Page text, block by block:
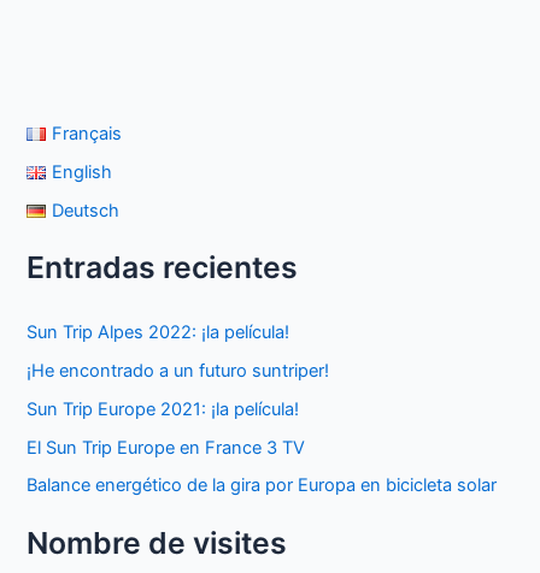
Français
English
Deutsch
Entradas recientes
Sun Trip Alpes 2022: ¡la película!
¡He encontrado a un futuro suntriper!
Sun Trip Europe 2021: ¡la película!
El Sun Trip Europe en France 3 TV
Balance energético de la gira por Europa en bicicleta solar
Nombre de visites